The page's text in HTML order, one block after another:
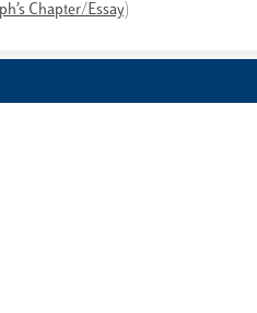
Chapter/Essay)